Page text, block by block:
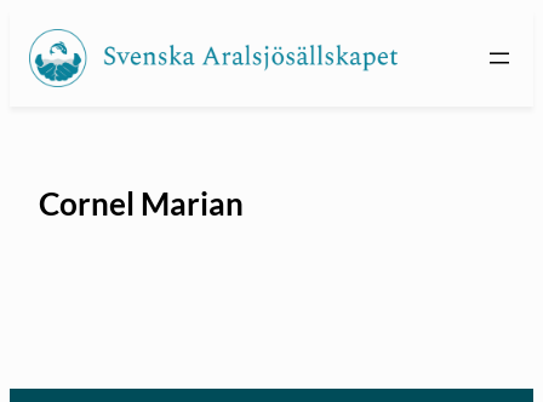
Hoppa
till
innehåll
Cornel Marian